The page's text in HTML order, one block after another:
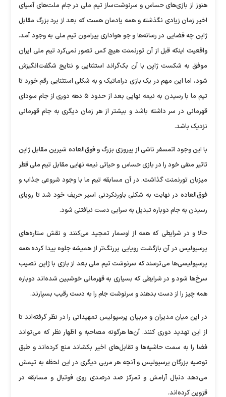
هنوز از بازی‌های حساس و سرنوشت‌ساز تیم ملی در جام ملت‌های آسیای
اخیر زمان زیادی نگذشته و همه یادمان هست که بعد از برد بزرگ مقابل
ژاپن چه فضایی در رسانه‌ها و جو هواداری پیرامون تیم ملی به وجود آمد.
واقعیت اینکه قبل از آن تورنمنت هیچ کس تصور نمی‌کرد تیم ملی ایران
موفق به شکست ژاپن با آن بک‌گراند استثنایی و نتایج شگفت‌انگیزش
شود، اما این مهم در یک بازی دراماتیک و به شکلی استثنایی رقم خورد تا
تیم ما با رسیدن به نیمه نهایی بعد از حدود ۵ دهه دوری از جام سودای
قهرمانی در سر داشته باشد و بیشتر از هر زمان دیگری به جام قهرمانی
نزدیک باشد.
با این وجود اتمسفر ناشی از پیروزی بزرگ و فوق‌العاده شیرین مقابل ژاپن
تاثیر منفی خود را در بازی حساس و حیاتی نیمه نهایی مقابل تیم ملی قطر
میزبان تورنمنت گذاشت. در آن مسابقه تیم ما با وجود شروعی جذاب و
فوق‌العاده در نهایت به شکلی باورنکردنی اسیر حریف خود شد تا رویای
رسیدن به جام دوباره تبدیل به سرابی دست نیافتنی شود.
حالا و در شرایطی که همه از اوسمار تمجید می‌کنند و نقش ستاره‌های
پرسپولیس در آن بازگشت رویایی پررنگ‌تر از همیشه جلوه پیدا کرده همه
پرسپولیسی‌ها می‌ترسند که سرنوشت تیم ملی بعد از بازی با ژاپن نصیب
سرخ‌ها شود و در شرایطی که بسیاری به قهرمانی خوشبین شده‌اند دوباره
همه چیز را از دست بدهند و سرنوشت جام را به دست رقیب بسپارند.
در این میان مدیران و مربیان پرسپولیس تمهیداتی را در نظر گرفته‌اند تا
از این تهدید دوری کنند. آن‌ها هرگونه مصاحبه و اظهار نظر که می‌تواند
فضا را به سمت حاشیه‌‎ها و تقابل‌های اخیر بکشاند منع کرده‌اند و طبق
توصیه بزرگان پرسپولیس و آنچه هر مربی دیگری در این لحظه به تیمش
می‌دهد دنبال آرامش و تمرکز صد درصدی روی فوتبال و مسابقه در
قزوین کرده‌اند.